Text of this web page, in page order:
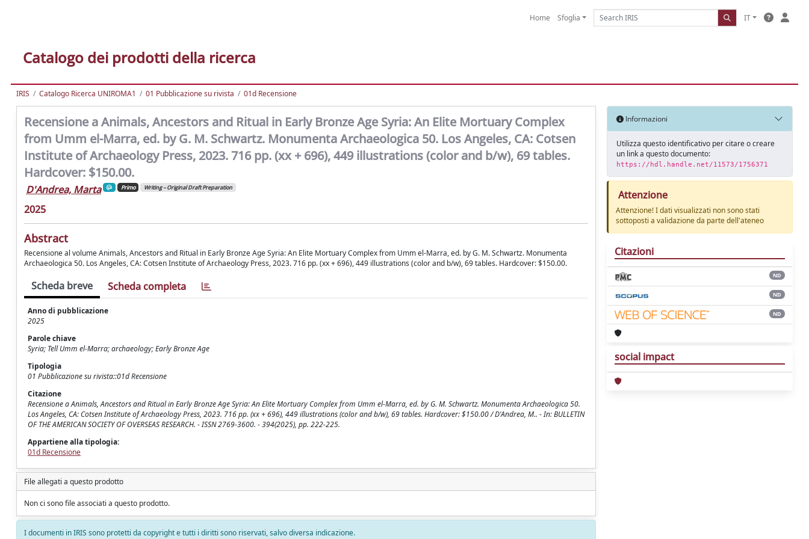
Home Sfoglia IT
Catalogo dei prodotti della ricerca
IRIS Catalogo Ricerca UNIROMA1 01 Pubblicazione su rivista 01d Recensione
Recensione a Animals, Ancestors and Ritual in Early Bronze Age Syria: An Elite Mortuary Complex
from Umm el-Marra, ed. by G. M. Schwartz. Monumenta Archaeologica 50. Los Angeles, CA: Cotsen
Institute of Archaeology Press, 2023. 716 pp. (xx + 696), 449 illustrations (color and b/w), 69 tables.
Hardcover: $150.00.
D'Andrea, Marta Primo Writing – Original Draft Preparation
2025
Abstract
Recensione al volume Animals, Ancestors and Ritual in Early Bronze Age Syria: An Elite Mortuary Complex from Umm el-Marra, ed. by G. M. Schwartz. Monumenta
Archaeologica 50. Los Angeles, CA: Cotsen Institute of Archaeology Press, 2023. 716 pp. (xx + 696), 449 illustrations (color and b/w), 69 tables. Hardcover: $150.00.
Scheda breve Scheda completa
Anno di pubblicazione
2025
Parole chiave
Syria; Tell Umm el-Marra; archaeology; Early Bronze Age
Tipologia
01 Pubblicazione su rivista::01d Recensione
Citazione
Recensione a Animals, Ancestors and Ritual in Early Bronze Age Syria: An Elite Mortuary Complex from Umm el-Marra, ed. by G. M. Schwartz. Monumenta Archaeologica 50.
Los Angeles, CA: Cotsen Institute of Archaeology Press, 2023. 716 pp. (xx + 696), 449 illustrations (color and b/w), 69 tables. Hardcover: $150.00 / D'Andrea, M.. - In: BULLETIN
OF THE AMERICAN SOCIETY OF OVERSEAS RESEARCH. - ISSN 2769-3600. - 394(2025), pp. 222-225.
Appartiene alla tipologia:
01d Recensione
File allegati a questo prodotto
Non ci sono file associati a questo prodotto.
I documenti in IRIS sono protetti da copyright e tutti i diritti sono riservati, salvo diversa indicazione.
Informazioni
Utilizza questo identificativo per citare o creare
un link a questo documento:
https://hdl.handle.net/11573/1756371
Attenzione
Attenzione! I dati visualizzati non sono stati
sottoposti a validazione da parte dell'ateneo
Citazioni
ND
ND
ND
social impact